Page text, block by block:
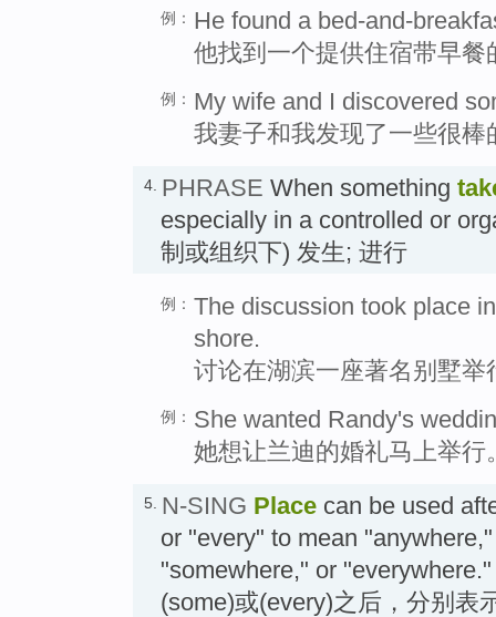
例： He found a bed-and-
他找到一个提供住宿带早餐
例： My wife and I discovered
我妻子和我发现了一些很棒
4. PHRASE When something
especially in a controlled or
制或组织下) 发生; 进行
例： The discussion took place
shore.
讨论在湖滨一座著名别墅举
例： She wanted Randy's
她想让兰迪的婚礼马上举行
5. N-SING Place can be used
or "every" to mean
"somewhere," or
(some)或(every)之后，分别表